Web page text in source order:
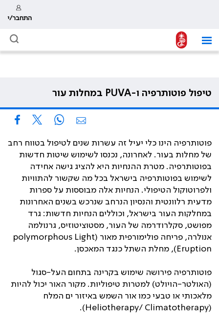
התחבר/י
טיפול פוטותרפיה ו-PUVA במחלות עור
פוטותרפיה הינו כלי יעיל זה עשרות שנים לטיפול בטווח רחב
של מחלות בעור. לאחרונה, נכנסו לשימוש שיטות חדשות
בפוטותרפיה. מטרת ההנחיות היא להציג גישה אחידה
לשימוש בפוטותרפיה בישראל בכל מה שקשור להתוויות
ולפרוטוקול הטיפולי. הנחיות אלה מבוססות על ספרות
מדעית רלוונטית והנסיון הנרחב שנרכש בשנים האחרונות
במחלקות העור בישראל, וכוללים הנחיות חדשות: גרד
מפושט, סקלרודרמה של העור, מסטוציטוזיס, גרנולמה
אנולרה, פריחה פולימורפית מאור (polymorphous Light
Eruption), מחלת השתל כנגד המאכסן.
פוטותרפיה פירושה שימוש בקרינה בתחום העל-סגול
(האולטר-הויולט) למטרות טיפוליות. מקור האור יכול להיות
מלאכותי או טבעי כמו אור השמש באיזור ים המלח
(
Heliotherapy/ Climatotherapy
).